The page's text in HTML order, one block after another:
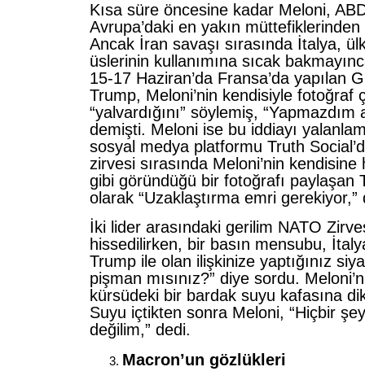
Kısa süre öncesine kadar Meloni, ABD
Avrupa’daki en yakın
Ancak İran savaşı sırasında İtalya,
üslerinin kullanımına sıcak
15-17 Haziran’da Fransa’da yapılan
Trump, Meloni’nin kendisiyle fotoğraf
“yalvardığını” söylemiş, “Yapmazdım
demişti. Meloni ise bu iddiayı
sosyal medya platformu Truth
zirvesi sırasında Meloni’nin
gibi göründüğü bir fotoğrafı paylaşan
olarak “Uzaklaştırma emri gerekiyor,”
İki lider arasındaki gerilim NATO
hissedilirken, bir basın mensubu,
Trump ile olan ilişkinize yaptığınız
pişman mısınız?” diye sordu.
kürsüdeki bir bardak suyu kafasına
Suyu içtikten sonra Meloni, “Hiçbir
değilim,” dedi.
Macron’un gözlükleri